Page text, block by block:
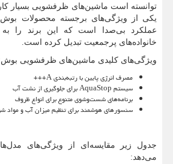
توانسته است ماشین‌های ظرفشویی بسیار
یکی از ویژگی‌های برجسته محصولات
عملکرد بی‌صدا است که این برند را به
خانواده‌های پرجمعیت تبدیل کرده است.
ویژگی‌های کلیدی ماشین‌های ظرفشویی
مصرف انرژی پایین با رتبه‌بندیA
+++
سیستمAquaStopبرای جلوگیری از نشت آب
برنامه‌های شست‌وشوی متنوع برای انواع ظروف
سنسورهای هوشمند برای تنظیم میزان آب و مواد
جدول زیر مقایسه‌ای از ویژگی‌های
می‌دهد: